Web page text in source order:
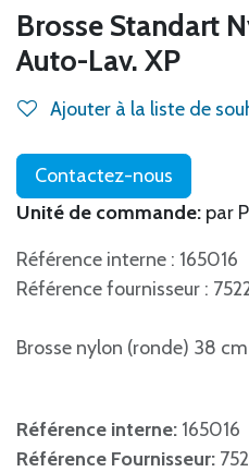
Brosse Standart
Auto-Lav. XP
Ajouter à la liste de
Contactez-nous
Unité de commande: par
Référence interne : 165016
Référence fournisseur :
Brosse nylon (ronde) 38
Référence interne: 165016
Référence Fournisseur: